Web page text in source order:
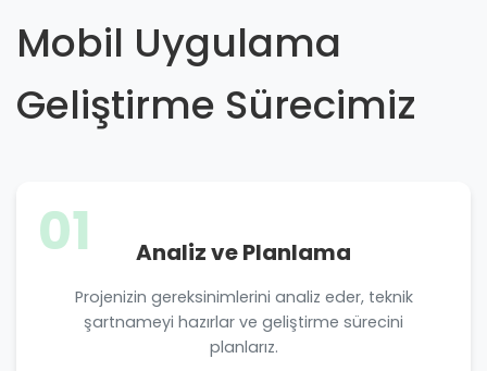
Mobil Uygulama
Geliştirme Sürecimiz
01 Analiz ve Planlama
Projenizin gereksinimlerini analiz eder, teknik
şartnameyi hazırlar ve geliştirme sürecini
planlarız.